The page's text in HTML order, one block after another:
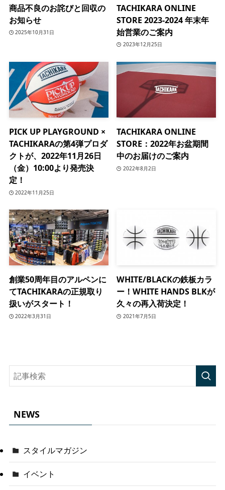
商品不良のお詫びと回収の
お知らせ
2025年10月31日
TACHIKARA ONLINE
STORE 2023-2024 年末年
始営業のご案内
2023年12月25日
PICK UP PLAYGROUND ×
TACHIKARAの第4弾プロダ
クトが、2022年11月26日
（金）10:00より発売決
定！
2022年11月25日
TACHIKARA ONLINE
STORE：2022年お盆期間
中のお届けのご案内
2022年8月2日
創業50周年目のアルペンに
てTACHIKARAの正規取り
扱いがスタート！
2022年3月31日
WHITE/BLACKの鉄板カラ
ー！WHITE HANDS BLKが
久々の再入荷決定！
2021年7月5日
NEWS
スタイルマガジン
イベント